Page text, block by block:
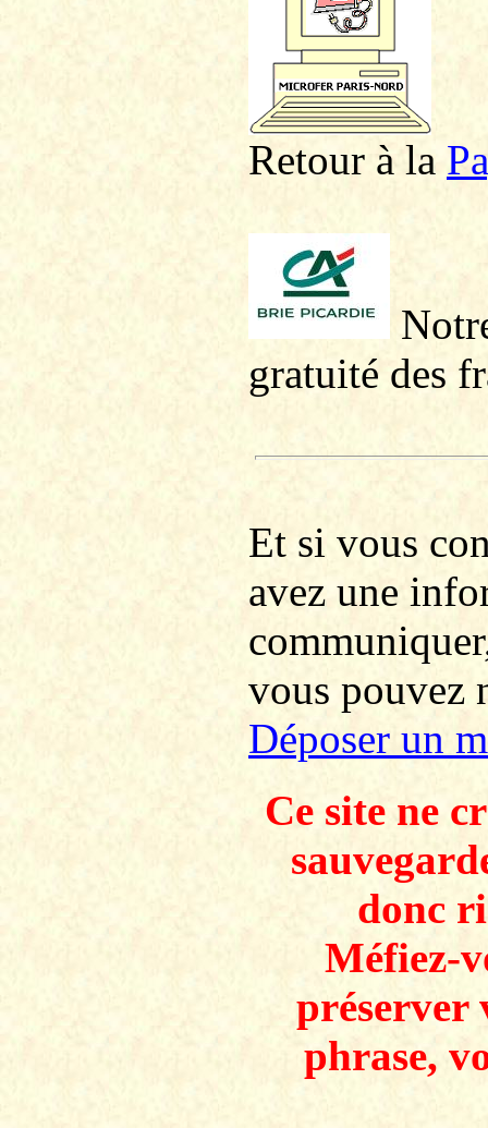
Retour à la P
gratuité des
Et si vous
avez une
vous pouvez
Déposer un
Ce site ne
donc
Méfiez-
préserver
phrase,